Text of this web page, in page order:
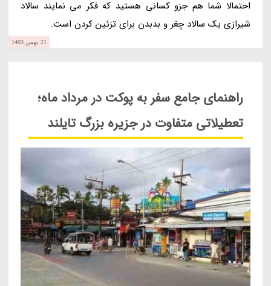
احتمالا شما هم جزو کسانی هستید که فکر می نمایند سالاد
شیرازی یک سالاد چغر و بدبدن برای تزئین کردن است.
21 بهمن 1403
راهنمای جامع سفر به پوکت در مرداد ماه؛
تعطیلاتی متفاوت در جزیره بزرگ تایلند